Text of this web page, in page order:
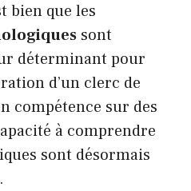
bien que les
sont
déterminant pour
d’un clerc de
compétence sur des
à comprendre
sont désormais